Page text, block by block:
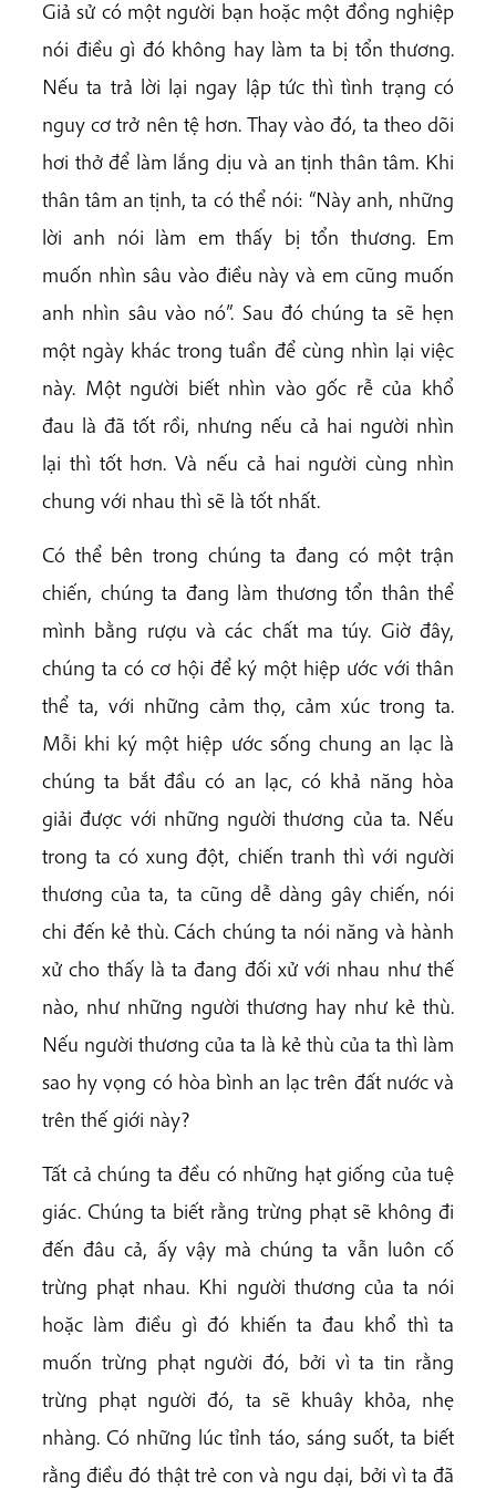
Giả sử có một người bạn hoặc một đồng nghiệp
nói điều gì đó không hay làm ta bị tổn thương.
Nếu ta trả lời lại ngay lập tức thì tình trạng có
nguy cơ trở nên tệ hơn. Thay vào đó, ta theo dõi
hơi thở để làm lắng dịu và an tịnh thân tâm. Khi
thân tâm an tịnh, ta có thể nói: “Này anh, những
lời anh nói làm em thấy bị tổn thương. Em
muốn nhìn sâu vào điều này và em cũng muốn
anh nhìn sâu vào nó”. Sau đó chúng ta sẽ hẹn
một ngày khác trong tuần để cùng nhìn lại việc
này. Một người biết nhìn vào gốc rễ của khổ
đau là đã tốt rồi, nhưng nếu cả hai người nhìn
lại thì tốt hơn. Và nếu cả hai người cùng nhìn
chung với nhau thì sẽ là tốt nhất.
Có thể bên trong chúng ta đang có một trận
chiến, chúng ta đang làm thương tổn thân thể
mình bằng rượu và các chất ma túy. Giờ đây,
chúng ta có cơ hội để ký một hiệp ước với thân
thể ta, với những cảm thọ, cảm xúc trong ta.
Mỗi khi ký một hiệp ước sống chung an lạc là
chúng ta bắt đầu có an lạc, có khả năng hòa
giải được với những người thương của ta. Nếu
trong ta có xung đột, chiến tranh thì với người
thương của ta, ta cũng dễ dàng gây chiến, nói
chi đến kẻ thù. Cách chúng ta nói năng và hành
xử cho thấy là ta đang đối xử với nhau như thế
nào, như những người thương hay như kẻ thù.
Nếu người thương của ta là kẻ thù của ta thì làm
sao hy vọng có hòa bình an lạc trên đất nước và
trên thế giới này?
Tất cả chúng ta đều có những hạt giống của tuệ
giác. Chúng ta biết rằng trừng phạt sẽ không đi
đến đâu cả, ấy vậy mà chúng ta vẫn luôn cố
trừng phạt nhau. Khi người thương của ta nói
hoặc làm điều gì đó khiến ta đau khổ thì ta
muốn trừng phạt người đó, bởi vì ta tin rằng
trừng phạt người đó, ta sẽ khuây khỏa, nhẹ
nhàng. Có những lúc tỉnh táo, sáng suốt, ta biết
rằng điều đó thật trẻ con và ngu dại, bởi vì ta đã